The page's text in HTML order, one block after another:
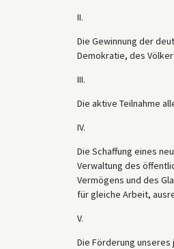
II.
Die Gewinnung der
Demokratie, des
III.
Die aktive Teilnahme
IV.
Die Schaffung eines
Verwaltung des
Vermögens und des
für gleiche Arbeit,
V.
Die Förderung